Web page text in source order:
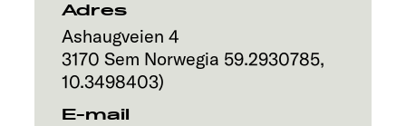
Adres
Ashaugveien 4
3170 Sem Norwegia 59.2930785,
10.3498403)
E-mail